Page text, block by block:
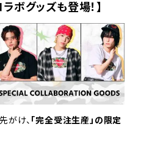
ボグッズも登場！】
がけ、 「完全受注生産」の限定